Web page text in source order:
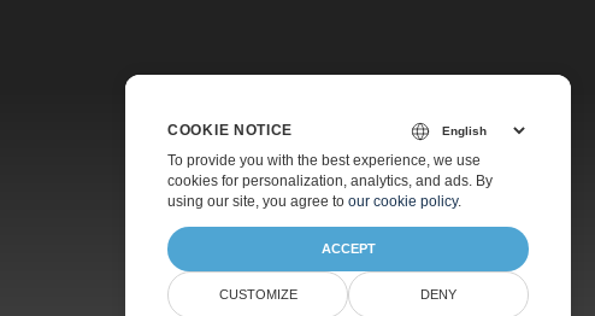
Τιμολόγηση
Πληρωμένη Υποστήριξη
Σχετικά
COOKIE NOTICE
To provide you with the best experience, we use
cookies for personalization, analytics, and ads. By
using our site, you agree to our cookie policy.
ACCEPT
CUSTOMIZE DENY